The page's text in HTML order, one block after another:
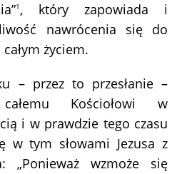
1 , który zapowiada i
nawrócenia się do
życiem.
– przez to przesłanie –
Kościołowi w
i w prawdzie tego czasu
w tym słowami Jezusa z
„Ponieważ wzmoże się